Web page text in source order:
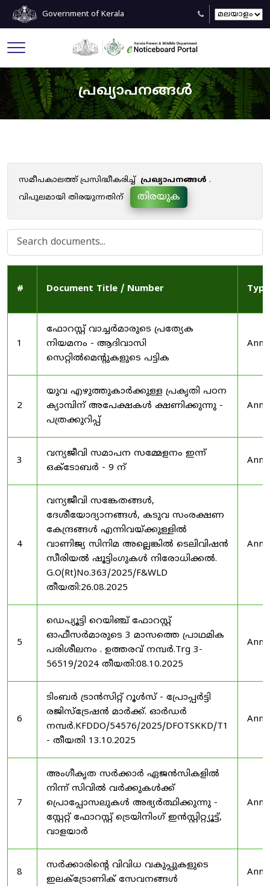
Government of Kerala
പ്രഖ്യാപനങ്ങൾ
സമീപകാലത്ത് പ്രസിദ്ധീകരിച്ച് പ്രഖ്യാപനങ്ങൾ .
വിപുലമായി തിരയുന്നതിന്
തിരയുക
# Document Title / Number Type
1
ഫോറസ്റ്റ് വാച്ചർമാരുടെ പ്രത്യേക
നിയമനം - ആദിവാസി
സെറ്റിൽമെന്റുകളുടെ പട്ടിക
2
യുവ എഴുത്തുകാർക്കുള്ള പ്രകൃതി പഠന
ക്യാമ്പിന് അപേക്ഷകൾ ക്ഷണിക്കുന്നു -
പത്രക്കുറിപ്പ്
3
വന്യജീവി സമാപന സമ്മേളനം ഇന്ന്
ഒക്ടോബർ - 9 ന്
4
വന്യജീവി സങ്കേതങ്ങൾ,
ദേശീയോദ്യാനങ്ങൾ, കടുവ സംരക്ഷണ
കേന്ദ്രങ്ങൾ എന്നിവയ്ക്കുള്ളിൽ
വാണിജ്യ സിനിമ അല്ലെങ്കിൽ ടെലിവിഷൻ
സീരിയൽ ഷൂട്ടിംഗുകൾ നിരോധിക്കൽ.
G.O(Rt)No.363/2025/F&WLD
തീയതി:26.08.2025
5
ഡെപ്യൂട്ടി റെയിഞ്ച് ഫോറസ്റ്റ്
ഓഫീസർമാരുടെ 3 മാസത്തെ പ്രാഥമിക
പരിശീലനം . ഉത്തരവ് നമ്പർ.Trg 3-
56519/2024 തീയതി:08.10.2025
6
ടിംബർ ട്രാൻസിറ്റ് റൂൾസ് - പ്രോപ്പർട്ടി
രജിസ്ട്രേഷൻ മാർക്ക്. ഓർഡർ
നമ്പർ.KFDDO/54576/2025/DFOTSKKD/T1
- തീയതി 13.10.2025
7
അംഗീകൃത സർക്കാർ ഏജൻസികളിൽ
നിന്ന് സിവിൽ വർക്കുകൾക്ക്
പ്രൊപ്പോസലുകൾ അഭ്യർത്ഥിക്കുന്നു -
സ്റ്റേറ്റ് ഫോറസ്റ്റ് ട്രെയിനിംഗ് ഇൻസ്റ്റിറ്റ്യൂട്ട്,
വാളയാർ
8
സർക്കാരിന്റെ വിവിധ വകുപ്പുകളുടെ
ഇലക്ട്രോണിക് സേവനങ്ങൾ